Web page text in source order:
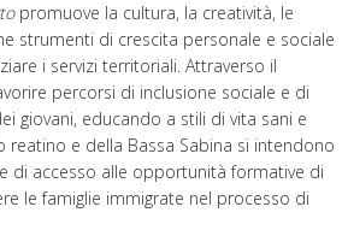
promuove la cultura, la creatività, le
strumenti di crescita personale e sociale
i servizi territoriali. Attraverso il
percorsi di inclusione sociale e di
giovani, educando a stili di vita sani e
reatino e della Bassa Sabina si intendono
di accesso alle opportunità formative di
le famiglie immigrate nel processo di